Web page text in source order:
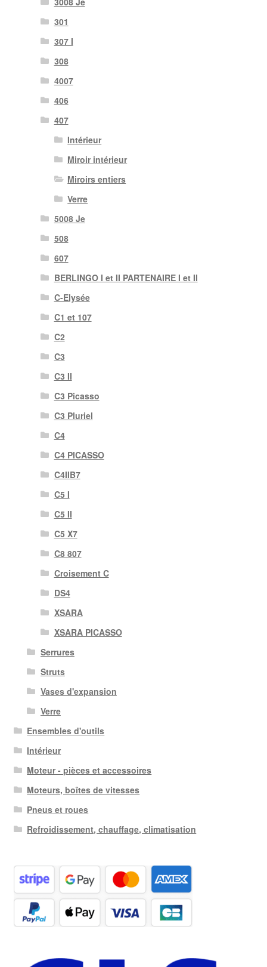
301
307 I
308
4007
406
407
Intérieur
Miroir intérieur
Miroirs entiers
Verre
5008 Je
508
607
BERLINGO I et II PARTENAIRE I et II
C-Elysée
C1 et 107
C2
C3
C3 II
C3 Picasso
C3 Pluriel
C4
C4 PICASSO
C4IIB7
C5 I
C5 II
C5 X7
C8 807
Croisement C
DS4
XSARA
XSARA PICASSO
Serrures
Struts
Vases d'expansion
Verre
Ensembles d'outils
Intérieur
Moteur - pièces et accessoires
Moteurs, boîtes de vitesses
Pneus et roues
Refroidissement, chauffage, climatisation